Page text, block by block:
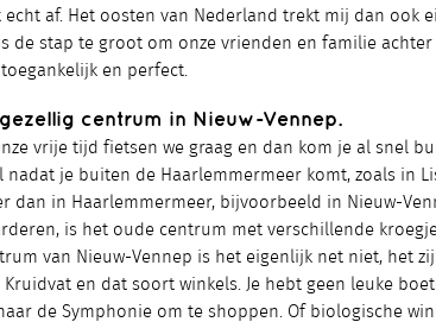
echt af. Het oosten van Nederland trekt mij dan ook
de stap te groot om onze vrienden en familie
en perfect.
centrum in Nieuw-Vennep.
vrije tijd fietsen we graag en dan kom je al snel
nadat je buiten de Haarlemmermeer komt, zoals in
dan in Haarlemmermeer, bijvoorbeeld in Nieuw-
is het oude centrum met verschillende
van Nieuw-Vennep is het eigenlijk net niet, het
Kruidvat en dat soort winkels. Je hebt geen leuke
de Symphonie om te shoppen. Of biologische